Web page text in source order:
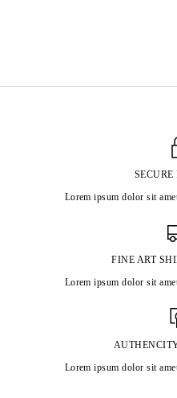
Lorem ipsum dolor sit
FINE ART
Lorem ipsum dolor sit
Lorem ipsum dolor sit